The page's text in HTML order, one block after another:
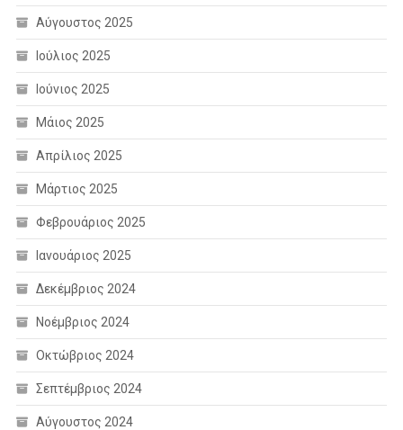
Αύγουστος 2025
Ιούλιος 2025
Ιούνιος 2025
Μάιος 2025
Απρίλιος 2025
Μάρτιος 2025
Φεβρουάριος 2025
Ιανουάριος 2025
Δεκέμβριος 2024
Νοέμβριος 2024
Οκτώβριος 2024
Σεπτέμβριος 2024
Αύγουστος 2024